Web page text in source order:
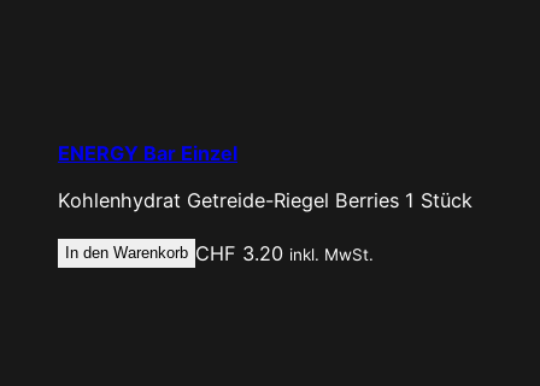
ENERGY Bar Einzel
Kohlenhydrat Getreide-Riegel Berries 1 Stück
In den Warenkorb CHF 3.20 inkl. MwSt.